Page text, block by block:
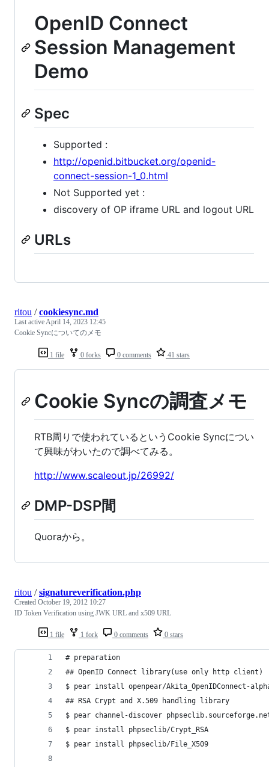
OpenID Connect
Session Management
Demo
Spec
Supported :
http://openid.bitbucket.org/openid-
connect-session-1_0.html
Not Supported yet :
discovery of OP iframe URL and logout URL
URLs
1 file 0 forks 0 comments 41 stars
ritou /cookiesync.md
Last activeApril 14, 2023 12:45
Cookie Syncについてのメモ
Cookie Syncの調査メモ
RTB周りで使われているというCookie Syncについ
て興味がわいたので調べてみる。
http://www.scaleout.jp/26992/
DMP-DSP間
Quoraから。
1 file 1 fork 0 comments 0 stars
ritou /signatureverification.php
Created October 19, 2012 10:27
ID Token Verification using JWK URL and x509 URL
# preparation
## OpenID Connect library(use only http client)
$ pear install openpear/Akita_OpenIDConnect-
## RSA Crypt and X.509 handling library
$ pear channel-discover
$ pear install phpseclib/Crypt_RSA
$ pear install phpseclib/File_X509